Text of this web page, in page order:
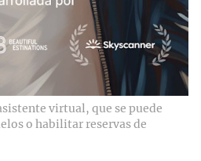
virtual, que se puede
o habilitar reservas de